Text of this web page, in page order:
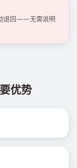
退回——无需说明
优势